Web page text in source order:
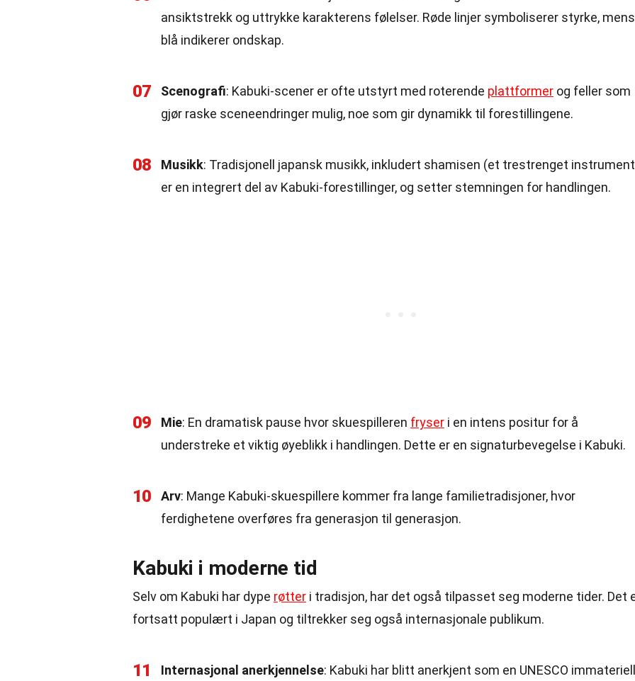
ansiktstrekk og uttrykke karakterens følelser. Røde linjer symboliserer styrke, mens
blå indikerer ondskap.
07 Scenografi: Kabuki-scener er ofte utstyrt med roterende plattformer og feller som
gjør raske sceneendringer mulig, noe som gir dynamikk til forestillingene.
08 Musikk: Tradisjonell japansk musikk, inkludert shamisen (et trestrenget
er en integrert del av Kabuki-forestillinger, og setter stemningen for handlingen.
09 Mie: En dramatisk pause hvor skuespilleren fryser i en intens positur for å
understreke et viktig øyeblikk i handlingen. Dette er en signaturbevegelse i Kabuki.
10 Arv: Mange Kabuki-skuespillere kommer fra lange familietradisjoner, hvor
ferdighetene overføres fra generasjon til generasjon.
Kabuki i moderne tid
Selv om Kabuki har dype røtter i tradisjon, har det også tilpasset seg moderne tider. Det
fortsatt populært i Japan og tiltrekker seg også internasjonale publikum.
11 Internasjonal anerkjennelse: Kabuki har blitt anerkjent som en UNESCO immateriell